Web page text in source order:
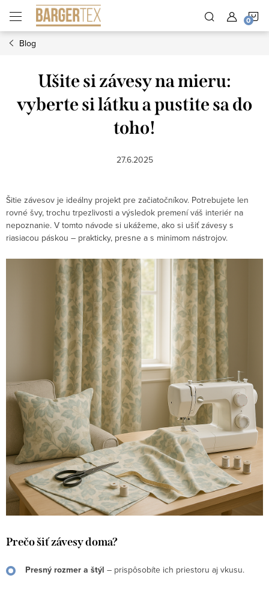
obsah
Blog
Ušite si závesy na mieru:
vyberte si látku a pustite sa do
toho!
27.6.2025
Šitie závesov je ideálny projekt pre začiatočníkov. Potrebujete len
rovné švy, trochu trpezlivosti a výsledok premení váš interiér na
nepoznanie. V tomto návode si ukážeme, ako si ušiť závesy s
riasiacou páskou – prakticky, presne a s minimom nástrojov.
Prečo šiť závesy doma?
Presný rozmer a štýl – prispôsobíte ich priestoru aj vkusu.